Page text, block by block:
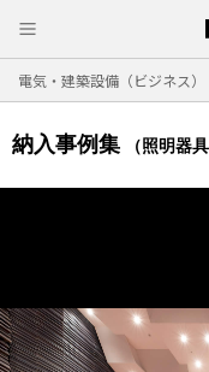
電気・建築設備（ビジネス）
納入事例集 （照明器具